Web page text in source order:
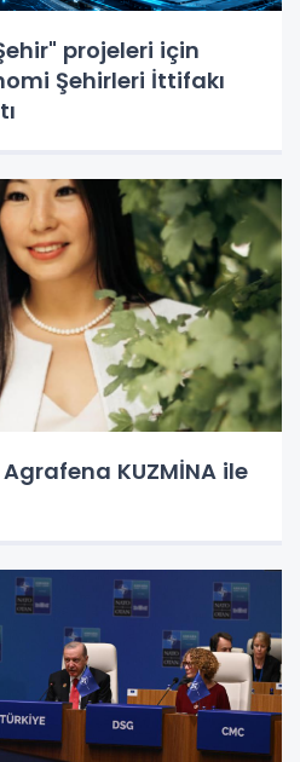
projeleri için
Şehirleri İttifakı
KUZMİNA ile